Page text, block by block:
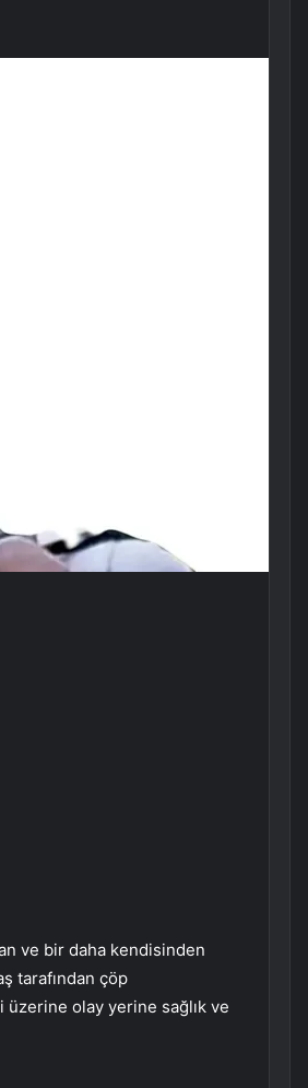
ve bir daha kendisinden
tarafından çöp
olay yerine sağlık ve